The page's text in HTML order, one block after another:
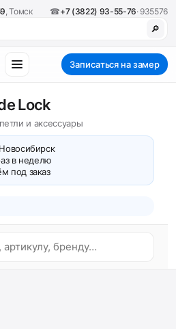
, Томск ☎+7 (3822) 93-55-76· 935576
🔎
Записаться на замер
Lock
и аксессуары
в неделю
под заказ